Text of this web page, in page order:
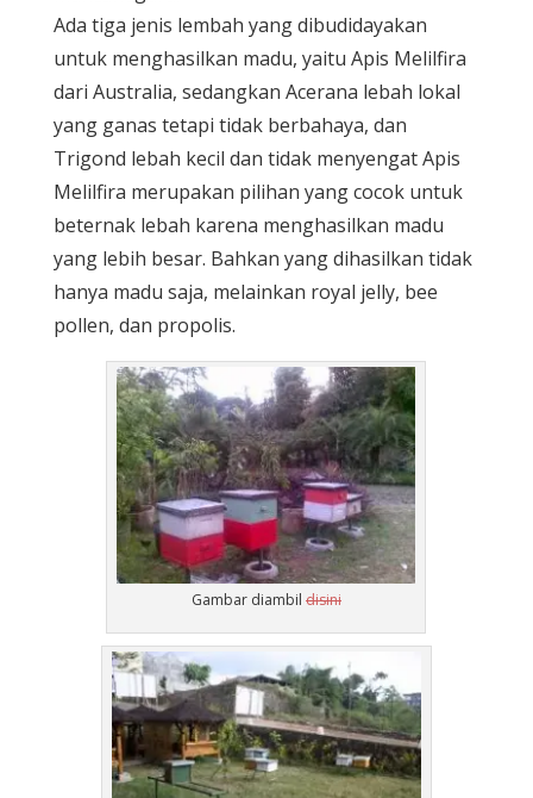
Ada tiga jenis lembah yang dibudidayakan
untuk menghasilkan madu, yaitu Apis Melilfira
dari Australia, sedangkan Acerana lebah lokal
yang ganas tetapi tidak berbahaya, dan
Trigond lebah kecil dan tidak menyengat Apis
Melilfira merupakan pilihan yang cocok untuk
beternak lebah karena menghasilkan madu
yang lebih besar. Bahkan yang dihasilkan tidak
hanya madu saja, melainkan royal jelly, bee
pollen, dan propolis.
Gambar diambil disini